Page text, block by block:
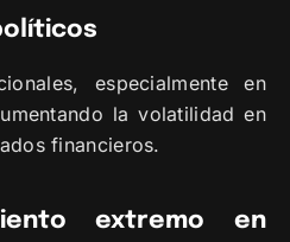
especialmente en
la volatilidad en
financieros.
extremo en